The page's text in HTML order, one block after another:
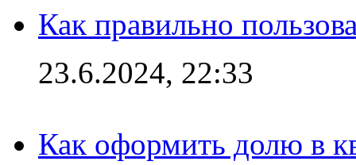
Как правильно
23.6.2024, 22:33
Как оформить долю в